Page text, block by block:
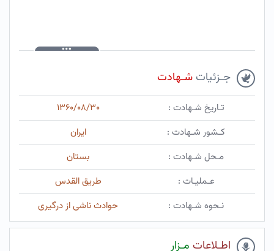
جـزئیات شـهادت
تـاریخ شـهادت :
۱۳۶۰/۰۸/۳۰
کـشور شـهادت :
ایران
مـحل شـهادت :
بستان
عـملیـات :
طریق القدس
نـحوه شـهادت :
حوادث ناشی از درگیری
اطـلاعات مـزار